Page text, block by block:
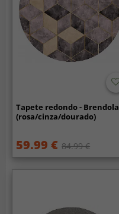
Tapete redondo - Brendola
(rosa/cinza/dourado)
59.99 € 84.99 €